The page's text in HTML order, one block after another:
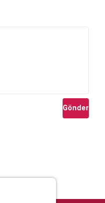
Gönder